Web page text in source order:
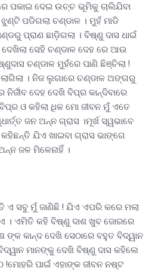
ପକାଇ ଦେଇ ଉଚ୍ଚ ଭୂମିକୁ ଚାଲିଯିବା
ପଡିଗଲା ଚଣ୍ଡାଳ । ମୁହଁ ମାଡି
ପ୍ରାଣ ଛାଡ଼ିଗଲା । ବିଷ୍ଣୁ ଦାସ ଧାଇଁ
ସେହି ଚଣ୍ଡାଳ ଦେହ ରେ ଆଉ
ଚଣ୍ଡାଳ ମୁହଁରେ ପାଣି ଛିଞ୍ଚିଲା !
ଲାଗିଲା । ନିଜ ଲୁଗାରେ ଚଣ୍ଡାଳ ଅଙ୍ଗରୁ
ଦେହ ଦେଖି ବିପ୍ର କାନ୍ଦିବାରେ
ବିପ୍ର ଓ କହିଲା ଧିକ ମୋ ଜୀବନ ମୁଁ ଏତେ
ଜନ ଅନ୍ନ ଗ୍ରାସ ।ମୂର୍ଖ ସ୍ୱଭାବେ
ଯିଏ ଖାଇବା ଗ୍ରାସ ଭାଙ୍ଗେ
ଜଳ ମିଳେନାହିଁ ।
ଏ ସବୁ ମୁଁ ଜାଣିଛି ! ଯିଏ ଏପରି କରେ ମଲା
। ଏମିତି କହି ବିଷ୍ଣୁ ଦାଶ ଖୁବ ଜୋରରେ
ଙ୍କ କାନ୍ଦ ଦେଖି ସେଠାରେ ବହୁତ ବିଦ୍ୱାନ
ମାନଙ୍କୁ ଦେଖି ବିଷ୍ଣୁ ଦାସ କହିଲେ
ପାଇଁ ଏହାଙ୍କ ଜୀବନ ନଷ୍ଟ